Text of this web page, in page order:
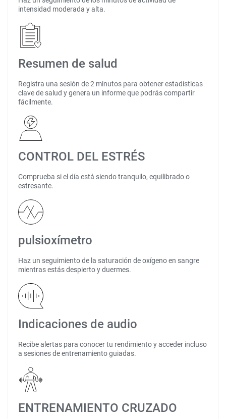
intensidad moderada y alta.
Resumen de salud
Registra una sesión de 2 minutos para obtener estadísticas
clave de salud y genera un informe que podrás compartir
fácilmente.
CONTROL DEL ESTRÉS
Comprueba si el día está siendo tranquilo, equilibrado o
estresante.
pulsioxímetro
Haz un seguimiento de la saturación de oxígeno en sangre
mientras estás despierto y duermes.
Indicaciones de audio
Recibe alertas para conocer tu rendimiento y acceder incluso
a sesiones de entrenamiento guiadas.
ENTRENAMIENTO CRUZADO